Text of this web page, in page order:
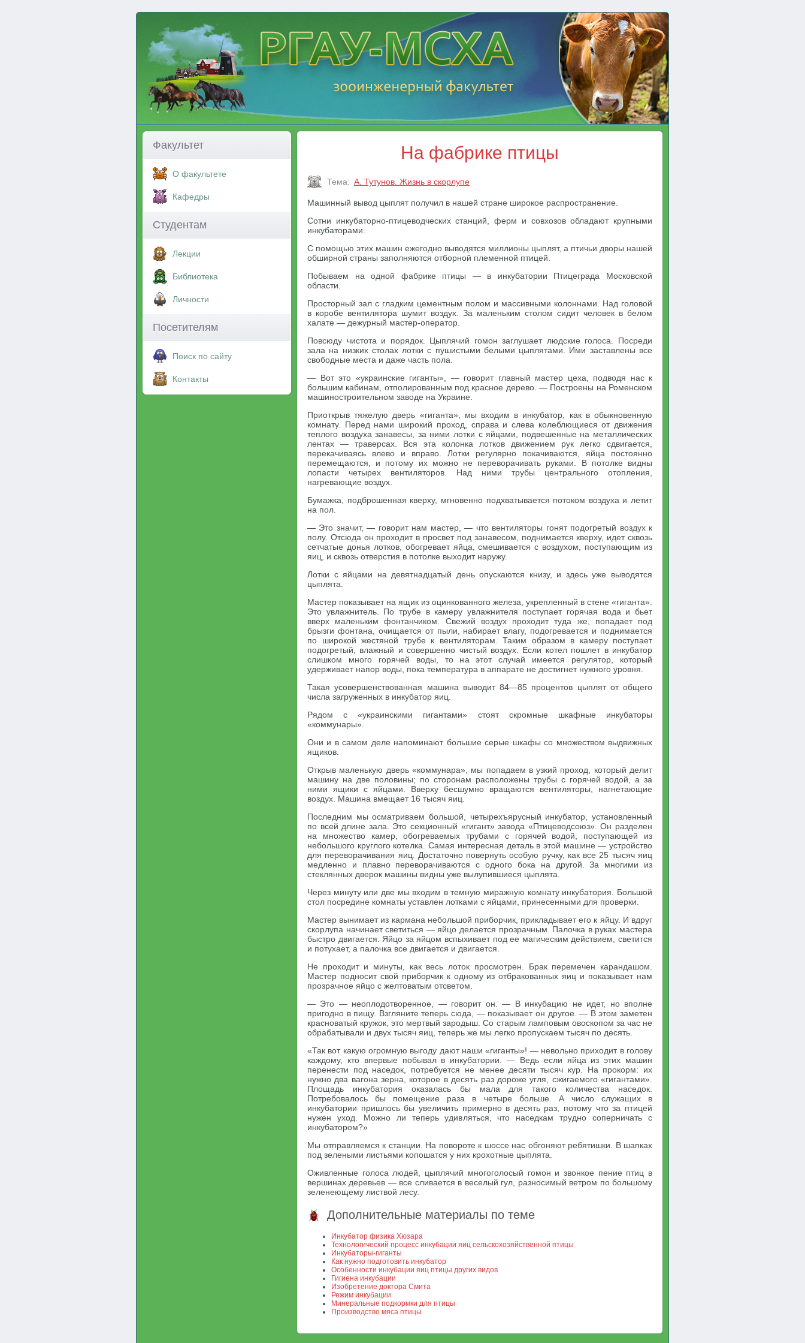
Факультет
О факультете
Кафедры
Студентам
Лекции
Библиотека
Личности
Посетителям
Поиск по сайту
Контакты
На фабрике птицы
Тема: А. Тутунов. Жизнь в скорлупе
Машинный вывод цыплят получил в нашей стране широкое распространение.
Сотни инкубаторно-птицеводческих станций, ферм и совхозов обладают крупными
инкубаторами.
С помощью этих машин ежегодно выводятся миллионы цыплят, а птичьи дворы нашей
обширной страны заполняются отборной племенной птицей.
Побываем на одной фабрике птицы — в инкубатории Птицеграда Московской
области.
Просторный зал с гладким цементным полом и массивными колоннами. Над головой
в коробе вентилятора шумит воздух. За маленьким столом сидит человек в белом
халате — дежурный мастер-оператор.
Повсюду чистота и порядок. Цыплячий гомон заглушает людские голоса. Посреди
зала на низких столах лотки с пушистыми белыми цыплятами. Ими заставлены все
свободные места и даже часть пола.
— Вот это «украинские гиганты», — говорит главный мастер цеха, подводя нас к
большим кабинам, отполированным под красное дерево. — Построены на Роменском
машиностроительном заводе на Украине.
Приоткрыв тяжелую дверь «гиганта», мы входим в инкубатор, как в обыкновенную
комнату. Перед нами широкий проход, справа и слева колеблющиеся от движения
теплого воздуха занавесы, за ними лотки с яйцами, подвешенные на металлических
лентах — траверсах. Вся эта колонка лотков движением рук легко сдвигается,
перекачиваясь влево и вправо. Лотки регулярно покачиваются, яйца постоянно
перемещаются, и потому их можно не переворачивать руками. В потолке видны
лопасти четырех вентиляторов. Над ними трубы центрального отопления,
нагревающие воздух.
Бумажка, подброшенная кверху, мгновенно подхватывается потоком воздуха и летит
на пол.
— Это значит, — говорит нам мастер, — что вентиляторы гонят подогретый воздух к
полу. Отсюда он проходит в просвет под занавесом, поднимается кверху, идет сквозь
сетчатые донья лотков, обогревает яйца, смешивается с воздухом, поступающим из
яиц, и сквозь отверстия в потолке выходит наружу.
Лотки с яйцами на девятнадцатый день опускаются книзу, и здесь уже выводятся
цыплята.
Мастер показывает на ящик из оцинкованного железа, укрепленный в стене «гиганта».
Это увлажнитель. По трубе в камеру увлажнителя поступает горячая вода и бьет
вверх маленьким фонтанчиком. Свежий воздух проходит туда же, попадает под
брызги фонтана, очищается от пыли, набирает влагу, подогревается и поднимается
по широкой жестяной трубе к вентиляторам. Таким образом в камеру поступает
подогретый, влажный и совершенно чистый воздух. Если котел пошлет в инкубатор
слишком много горячей воды, то на этот случай имеется регулятор, который
удерживает напор воды, пока температура в аппарате не достигнет нужного уровня.
Такая усовершенствованная машина выводит 84—85 процентов цыплят от общего
числа загруженных в инкубатор яиц.
Рядом с «украинскими гигантами» стоят скромные шкафные инкубаторы
«коммунары».
Они и в самом деле напоминают большие серые шкафы со множеством выдвижных
ящиков.
Открыв маленькую дверь «коммунара», мы попадаем в узкий проход, который делит
машину на две половины; по сторонам расположены трубы с горячей водой, а за
ними ящики с яйцами. Вверху бесшумно вращаются вентиляторы, нагнетающие
воздух. Машина вмещает 16 тысяч яиц.
Последним мы осматриваем большой, четырехъярусный инкубатор, установленный
по всей длине зала. Это секционный «гигант» завода «Птицеводсоюз». Он разделен
на множество камер, обогреваемых трубами с горячей водой, поступающей из
небольшого круглого котелка. Самая интересная деталь в этой машине — устройство
для переворачивания яиц. Достаточно повернуть особую ручку, как все 25 тысяч яиц
медленно и плавно переворачиваются с одного бока на другой. За многими из
стеклянных дверок машины видны уже вылупившиеся цыплята.
Через минуту или две мы входим в темную миражную комнату инкубатория. Большой
стол посредине комнаты уставлен лотками с яйцами, принесенными для проверки.
Мастер вынимает из кармана небольшой приборчик, прикладывает его к яйцу. И вдруг
скорлупа начинает светиться — яйцо делается прозрачным. Палочка в руках мастера
быстро двигается. Яйцо за яйцом вспыхивает под ее магическим действием, светится
и потухает, а палочка все двигается и двигается.
Не проходит и минуты, как весь лоток просмотрен. Брак перемечен карандашом.
Мастер подносит свой приборчик к одному из отбракованных яиц и показывает нам
прозрачное яйцо с желтоватым отсветом.
— Это — неоплодотворенное, — говорит он. — В инкубацию не идет, но вполне
пригодно в пищу. Взгляните теперь сюда, — показывает он другое. — В этом заметен
красноватый кружок, это мертвый зародыш. Со старым ламповым овоскопом за час не
обрабатывали и двух тысяч яиц, теперь же мы легко пропускаем тысяч по десять.
«Так вот какую огромную выгоду дают наши «гиганты»! — невольно приходит в голову
каждому, кто впервые побывал в инкубатории. — Ведь если яйца из этих машин
перенести под наседок, потребуется не менее десяти тысяч кур. На прокорм: их
нужно два вагона зерна, которое в десять раз дороже угля, сжигаемого «гигантами».
Площадь инкубатория оказалась бы мала для такого количества наседок.
Потребовалось бы помещение раза в четыре больше. А число служащих в
инкубатории пришлось бы увеличить примерно в десять раз, потому что за птицей
нужен уход. Можно ли теперь удивляться, что наседкам трудно соперничать с
инкубатором?»
Мы отправляемся к станции. На повороте к шоссе нас обгоняют ребятишки. В шапках
под зелеными листьями копошатся у них крохотные цыплята.
Оживленные голоса людей, цыплячий многоголосый гомон и звонкое пение птиц в
вершинах деревьев — все сливается в веселый гул, разносимый ветром по большому
зеленеющему листвой лесу.
Дополнительные материалы по теме
Инкубатор физика Хюзара
Технологический процесс инкубации яиц сельскохозяйственной птицы
Инкубаторы-гиганты
Как нужно подготовить инкубатор
Особенности инкубации яиц птицы других видов
Гигиена инкубации
Изобретение доктора Смита
Режим инкубации
Минеральные подкормки для птицы
Производство мяса птицы